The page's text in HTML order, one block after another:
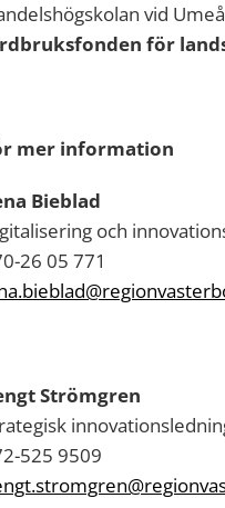
vid
för
mer information
Bieblad
och
26 05 771
Strömgren
525 9509